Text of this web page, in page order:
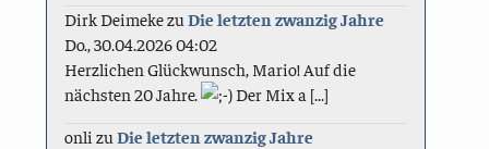
Dirk DeimekezuDie letzten zwanzig Jahre
Do., 30.04.2026 04:02
Herzlichen Glückwunsch, Mario! Auf die
nächsten 20 Jahre.
Der Mix a [...]
onli zuDie letzten zwanzig Jahre